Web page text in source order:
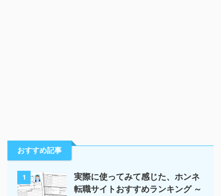
おすすめ記事
1
実際に使ってみて感じた、ホンネ
転職サイトおすすめランキング ～